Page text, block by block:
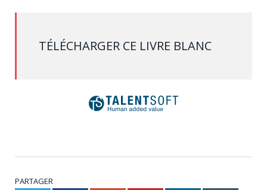
TÉLÉCHARGER CE LIVRE BLANC
PARTAGER